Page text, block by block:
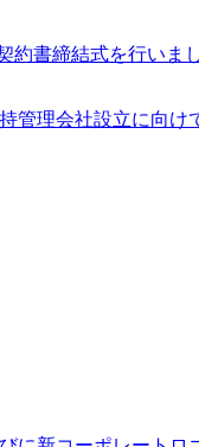
約書締結式を行いま
管理会社設立に向け